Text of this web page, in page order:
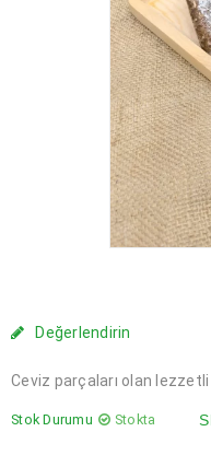
Değerlendirin
Ceviz parçaları olan
Stok Durumu Stokta